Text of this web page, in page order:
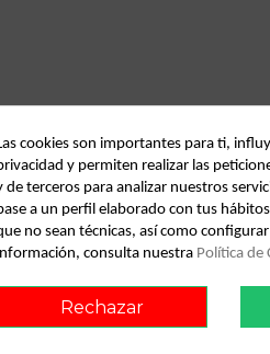
cookies son importantes para ti,
y permiten realizar las
de terceros para analizar nuestros
a un perfil elaborado con tus
no sean técnicas, así como
consulta nuestra Política de
Rechazar